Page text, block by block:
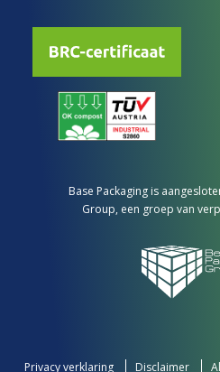
Base Packaging is
Group, een groep van
Privacy verklaring Disclaimer